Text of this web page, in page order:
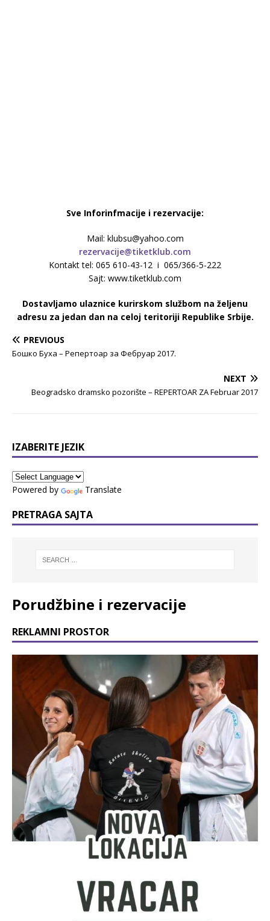
Sve Inforinfmacije i rezervacije:
Mail: klubsu@yahoo.com
rezervacije@tiketklub.com
Kontakt tel: 065 610-43-12 i 065/366-5-222
Sajt: www.tiketklub.com
Dostavljamo ulaznice kurirskom službom na željenu
adresu za jedan dan na celoj teritoriji Republike Srbije.
PREVIOUS
Бошко Буха – Репертоар за Фебруар 2017.
NEXT
Beogradsko dramsko pozorište – REPERTOAR ZA Februar 2017
IZABERITE JEZIK
Powered by Translate
PRETRAGA SAJTA
Porudžbine i rezervacije
REKLAMNI PROSTOR